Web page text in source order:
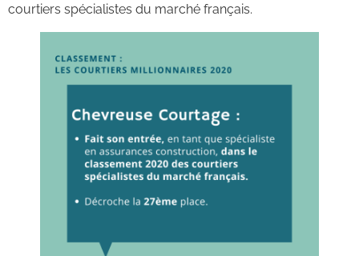
courtiers spécialistes du marché français.